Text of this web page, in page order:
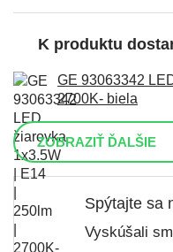
K produktu
GE 93063342
2700K- biela
ZOBRAZIŤ ĎALŠIE
Spýtajte sa
Vyskúšali